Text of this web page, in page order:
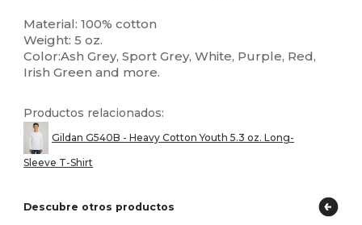
Material: 100% cotton
Weight: 5 oz.
Color:Ash Grey, Sport Grey, White, Purple, Red,
Irish Green and more.
Productos relacionados:
Gildan G540B - Heavy Cotton Youth 5.3 oz. Long-
Sleeve T-Shirt
Descubre otros productos